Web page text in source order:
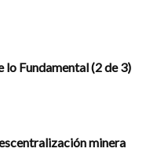
lo Fundamental (2 de 3)
minera